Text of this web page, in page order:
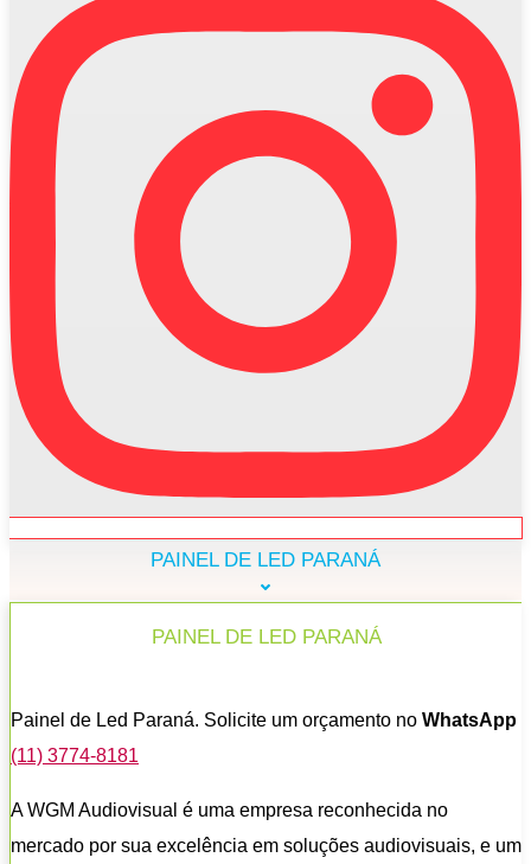
PAINEL DE LED PARANÁ
PAINEL DE LED PARANÁ
Painel de Led Paraná. Solicite um orçamento no WhatsApp
(11) 3774-8181
A WGM Audiovisual é uma empresa reconhecida no
mercado por sua excelência em soluções audiovisuais, e um